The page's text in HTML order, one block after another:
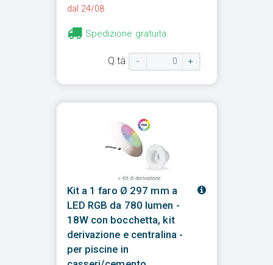
dal 24/08
Spedizione gratuita
Q.tà - +
Kit a 1 faro Ø 297 mm a
LED RGB da 780 lumen -
18W con bocchetta, kit
derivazione e centralina -
per piscine in